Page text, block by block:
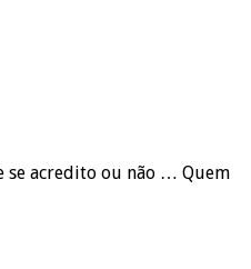
se acredito ou não … Quem